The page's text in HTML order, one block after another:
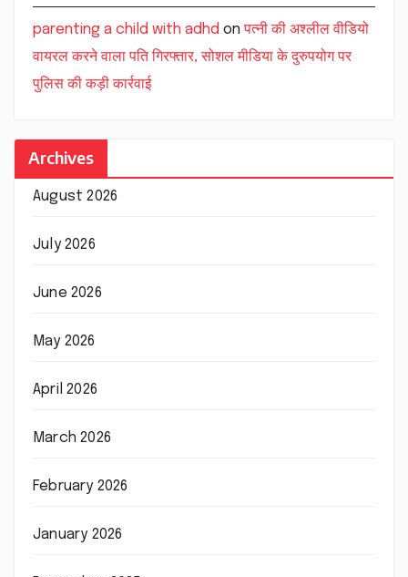
parenting a child with adhd onपत्नी की अश्लील वीडियो
वायरल करने वाला पति गिरफ्तार, सोशल मीडिया के दुरुपयोग पर
पुलिस की कड़ी कार्रवाई
Archives
August 2026
July 2026
June 2026
May 2026
April 2026
March 2026
February 2026
January 2026